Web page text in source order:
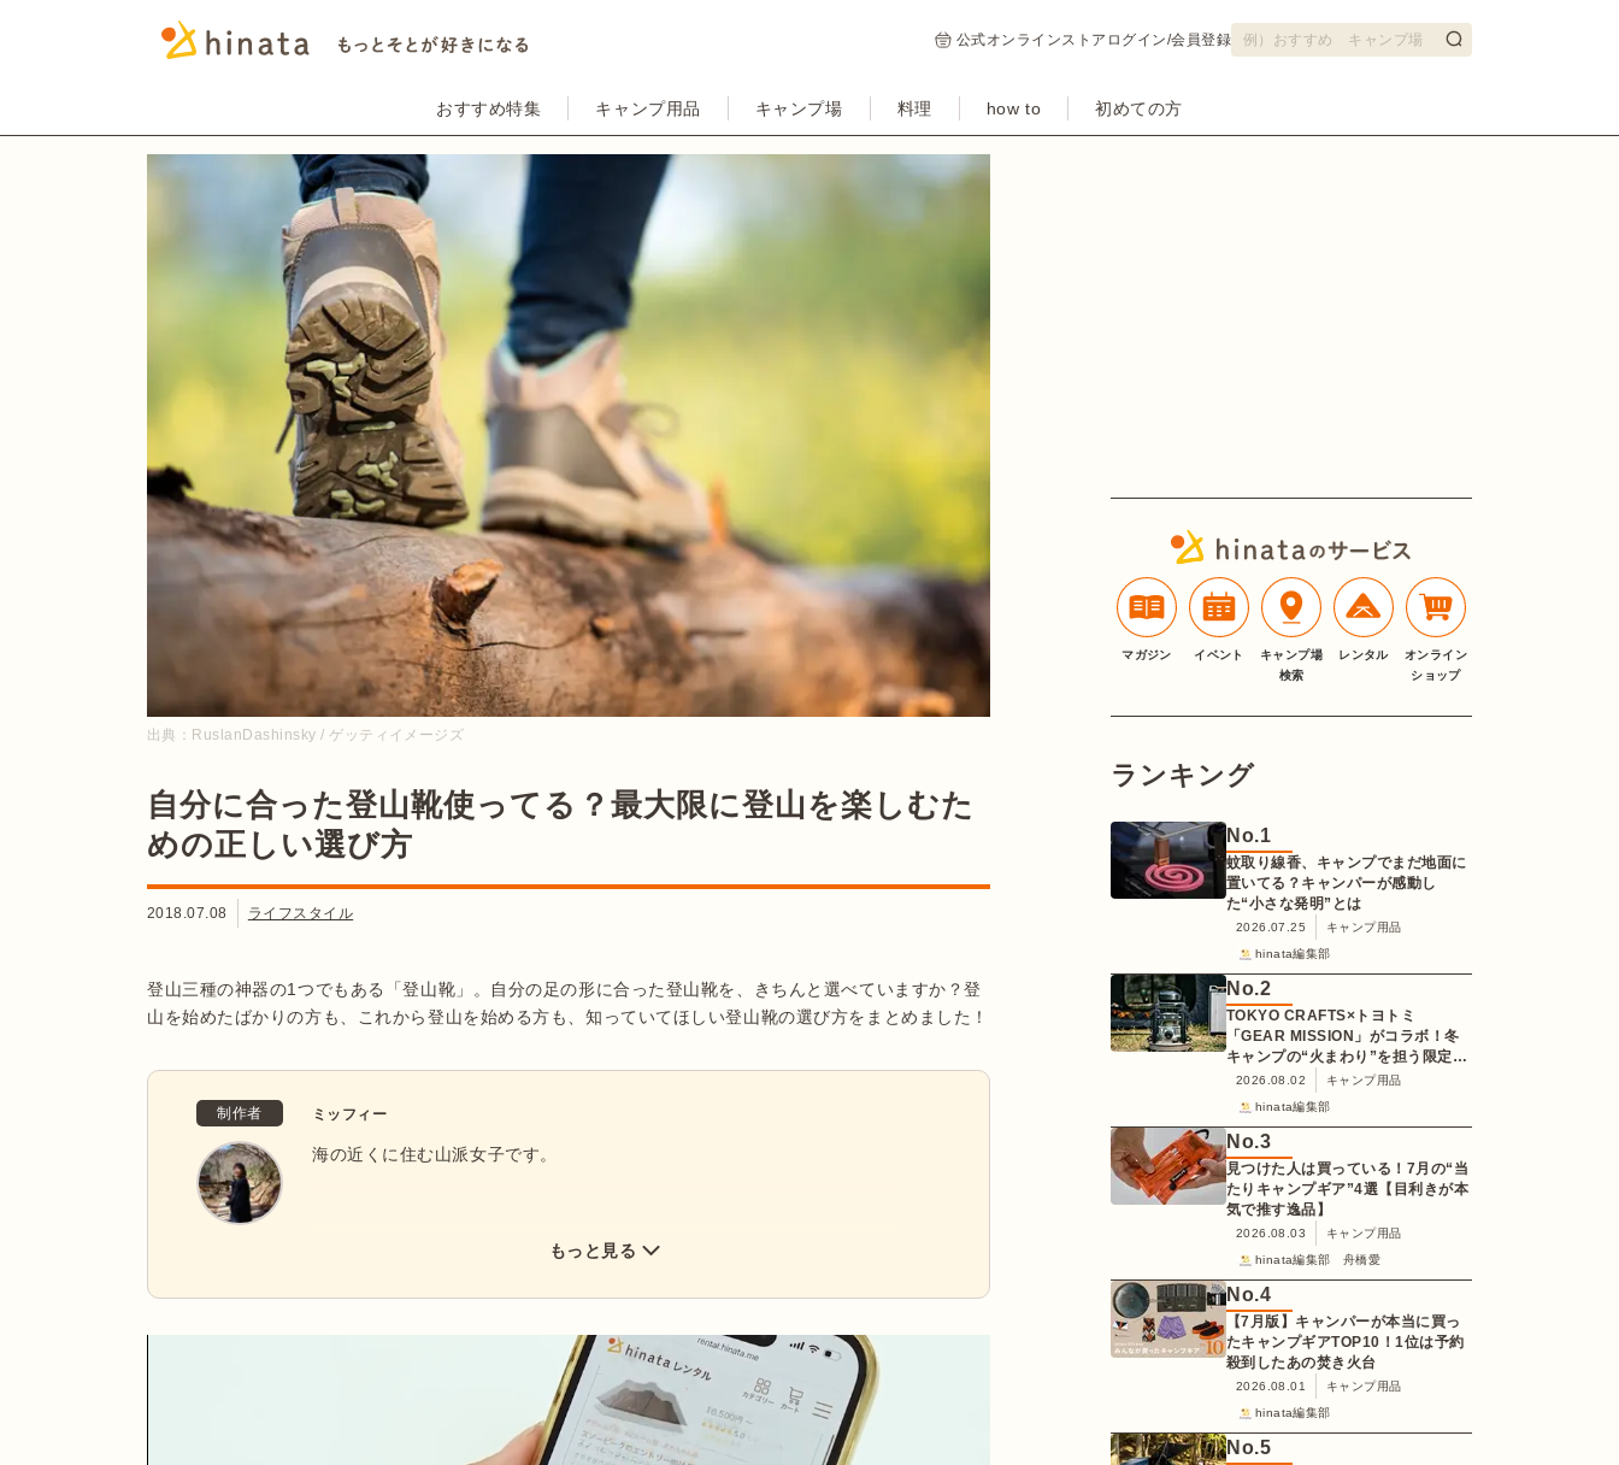
公式オンラインストア ログイン/会員登録
おすすめ特集 キャンプ用品 キャンプ場 料理 how to 初めての方
出典： RuslanDashinsky / ゲッティイメージズ
自分に合った登山靴使ってる？最大限に登山を楽しむた
めの正しい選び方
2018.07.08 ライフスタイル
登山三種の神器の1つでもある「登山靴」。自分の足の形に合った登山靴を、きちんと選べていますか？登
山を始めたばかりの方も、これから登山を始める方も、知っていてほしい登山靴の選び方をまとめました！
制作者 ミッフィー
海の近くに住む山派女子です。
もっと見る
マガジン イベント
キャンプ場
検索
レンタル
オンライン
ショップ
ランキング
No.1
蚊取り線香、キャンプでまだ地面に
置いてる？キャンパーが感動し
た“小さな発明”とは
2026.07.25
キャンプ用品
hinata編集部
No.2
TOKYO CRAFTS×トヨトミ
「GEAR MISSION」がコラボ！冬
キャンプの“火まわり”を担う限定
K3クッキングストーブが登場
2026.08.02
キャンプ用品
hinata編集部
No.3
見つけた人は買っている！7月の“当
たりキャンプギア”4選【目利きが本
気で推す逸品】
2026.08.03
キャンプ用品
hinata編集部 舟橋愛
No.4
【7月版】キャンパーが本当に買っ
たキャンプギアTOP10！1位は予約
殺到したあの焚き火台
2026.08.01
キャンプ用品
hinata編集部
No.5